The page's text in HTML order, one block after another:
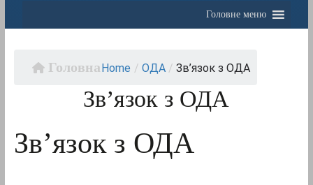
Головне меню
Home / OДА / Зв’язок з ОДА
Зв’язок з ОДА
Зв’язок з ОДА